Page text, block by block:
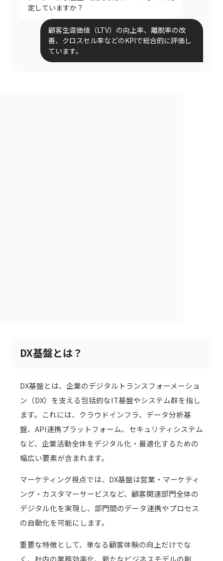
定していますか？
顧客生涯価値（LTV）の向上率、離脱率の改
善、クロスセル率などのKPIで総合的に評価し
ています。
DX基盤とは？
DX基盤とは、企業のデジタルトランスフォーメーショ
ン（DX）を支える包括的なIT基盤やシステム群を指し
ます。これには、クラウドインフラ、データ分析基
盤、API連携プラットフォーム、セキュリティシステム
など、企業活動全体をデジタル化・最適化するための
幅広い要素が含まれます。
マーケティング視点では、DX基盤は営業・マーケティ
ング・カスタマーサービスなど、顧客関連部門全体の
デジタル化を実現し、部門間のデータ連携やプロセス
の自動化を可能にします。
重要な特徴として、単なる顧客体験の向上だけでな
く、社内の業務効率化、新たなビジネスモデルの創